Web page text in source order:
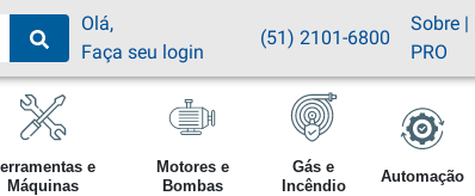
Olá,
Faça seu login
(51) 2101-6800
Sobre|
PRO
e
Máquinas
Motores e
Bombas
Gás e
Incêndio
Automação